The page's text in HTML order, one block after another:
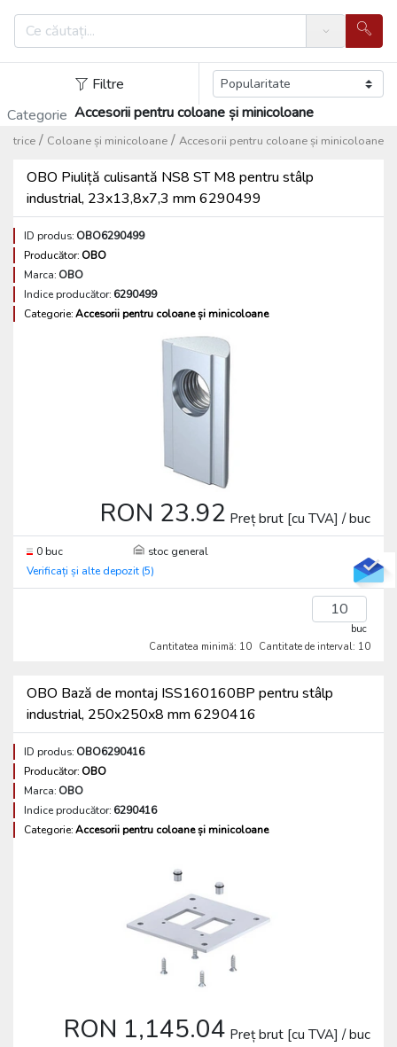
Search
Filtre
Categorie Accesorii pentru coloane și minicoloane
Accesorii pentru coloane și minicoloane
/
Coloane și minicoloane
/
OBO Piuliță culisantă NS8 ST M8 pentru stâlp
industrial, 23x13,8x7,3 mm 6290499
ID produs: OBO6290499
Producător: OBO
Marca: OBO
Indice producător: 6290499
Categorie:Accesorii pentru coloane și minicoloane
RON 23.92 Preț brut [cu TVA] / buc
0 buc
stoc general
Verificați și alte depozit (5)
buc
Cantitatea minimă: 10 Cantitate de interval: 10
OBO Bază de montaj ISS160160BP pentru stâlp
industrial, 250x250x8 mm 6290416
ID produs: OBO6290416
Producător: OBO
Marca: OBO
Indice producător: 6290416
Categorie:Accesorii pentru coloane și minicoloane
RON 1,145.04 Preț brut [cu TVA] / buc